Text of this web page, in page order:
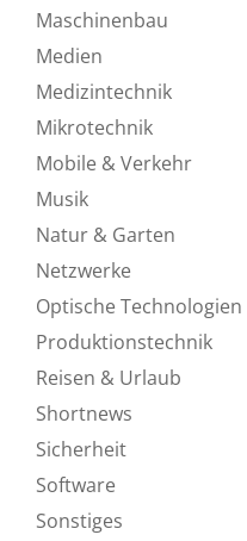
Maschinenbau
Medien
Medizintechnik
Mikrotechnik
Mobile & Verkehr
Musik
Natur & Garten
Netzwerke
Optische Technologien
Produktionstechnik
Reisen & Urlaub
Shortnews
Sicherheit
Software
Sonstiges